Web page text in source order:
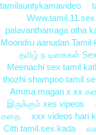
tamilauntykamavideo
palavanthamaga otha
Moondru aanudan Tamil
தமிழ் ந டிகைகள்
Meenachi sex tamil
thozhi shampoo tamil
Amma magan x xx
இருக்கும் xes vipeos
கதை
xxx videos hari
Citti.tamil.sex.kada